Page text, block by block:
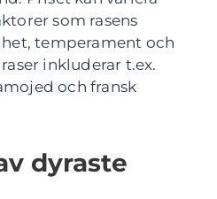
som rasens
temperament och
inkluderar t.ex.
och fransk
dyraste